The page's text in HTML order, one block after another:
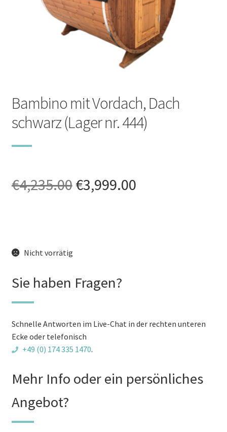
+49 (0) 174 335 1470
Bambino mit Vordach, Dach
schwarz (Lager nr. 444)
€4,235.00Ursprünglicher
€3,999.00Aktueller
Nicht vorrätig
Sie haben Fragen?
Schnelle Antworten im Live-Chat in der rechten unteren
Ecke oder telefonisch
+49 (0) 174 335 1470.
Mehr Info oder ein persönliches
Angebot?